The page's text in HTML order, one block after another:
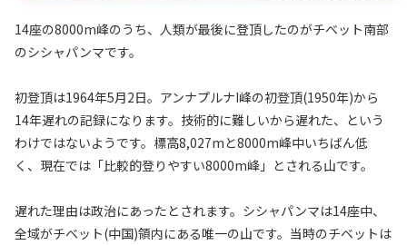
14座の8000m峰のうち、人類が最後に登頂したのがチベット南部
のシシャパンマです。
初登頂は1964年5月2日。アンナプルナI峰の初登頂(1950年)から
14年遅れの記録になります。技術的に難しいから遅れた、という
わけではないようです。標高8,027mと8000m峰中いちばん低
く、現在では「比較的登りやすい8000m峰」とされる山です。
遅れた理由は政治にあったとされます。シシャパンマは14座中、
全域がチベット(中国)領内にある唯一の山です。当時のチベットは